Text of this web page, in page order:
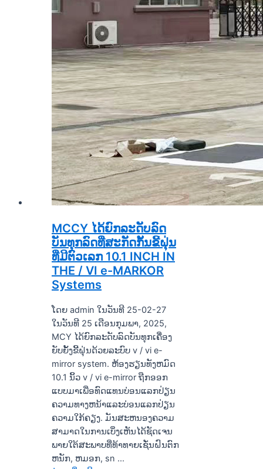
MCCY ໄດ້ຍົກລະດັບລົດ
ບັນທຸກລົດທີ່ສະກັດກັ້ນຂີ້ຝຸ່ນ
ທີ່ມີຕົວເລກ 10.1 INCH IN
THE / VI e-MARKOR
Systems
ໂດຍ admin ໃນວັນທີ 25-02-27
ໃນວັນທີ 25 ເດືອນກຸມພາ, 2025,
MCY ໄດ້ຍົກລະດັບລົດບັນທຸກເຄື່ອງ
ຍັບຍັ້ງຂີ້ຝຸ່ນດ້ວຍລະບົບ v / vi e-
mirror system. ຫ້ອງຮຽນທັງຫມົດ
10.1 ນິ້ວ v / vi e-mirror ຖືກອອກ
ແບບມາເພື່ອທົດແທນບ່ອນແລກປ່ຽນ
ຄວາມທາງຫນ້າແລະບ່ອນແລກປ່ຽນ
ຄວາມໃກ້ຄຽງ. ມັນສະຫນອງຄວາມ
ສາມາດໃນການເບິ່ງເຫັນໄດ້ຊັດເຈນ
ພາຍໃຕ້ສະພາບທີ່ທ້າທາຍເຊັ່ນຝົນຕົກ
ຫນັກ, ຫມອກ, sn ...